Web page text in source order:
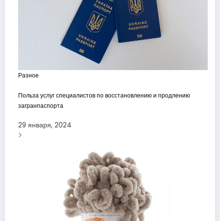
Разное
Польза услуг специалистов по восстановлению и продлению
загранпаспорта
29 января, 2024